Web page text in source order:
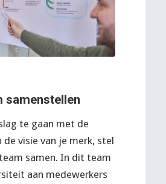
samenstellen
te gaan met de
visie van je merk, stel
samen. In dit team
aan medewerkers